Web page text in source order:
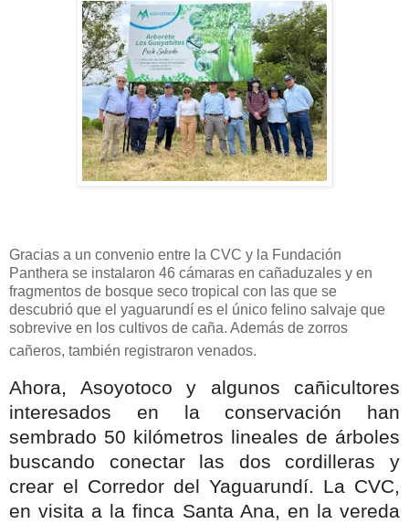
Gracias a un convenio entre la CVC y la Fundación
Panthera se instalaron 46 cámaras en cañaduzales y en
fragmentos de bosque seco tropical con las que se
descubrió que el yaguarundí es el único felino salvaje que
sobrevive en los cultivos de caña. Además de zorros
cañeros, también registraron venados.
Ahora, Asoyotoco y algunos cañicultores
interesados en la conservación han
sembrado 50 kilómetros lineales de árboles
buscando conectar las dos cordilleras y
crear el Corredor del Yaguarundí. La CVC,
en visita a la finca Santa Ana, en la vereda